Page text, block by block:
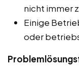
nicht immer
Einige
oder